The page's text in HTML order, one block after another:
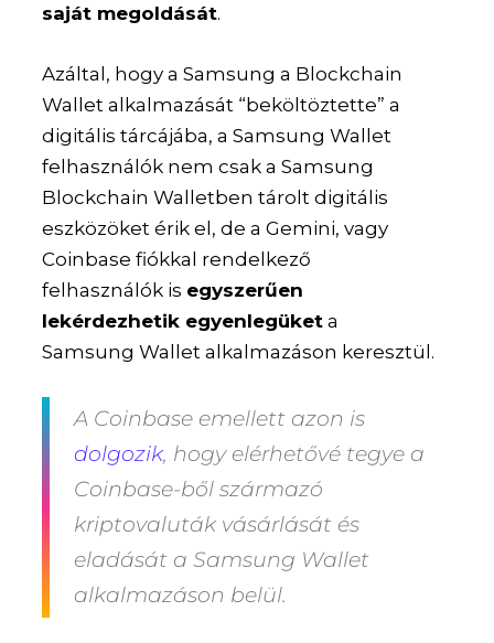
saját megoldását.
Azáltal, hogy a Samsung a Blockchain
Wallet alkalmazását “beköltöztette” a
digitális tárcájába, a Samsung Wallet
felhasználók nem csak a Samsung
Blockchain Walletben tárolt digitális
eszközöket érik el, de a Gemini, vagy
Coinbase fiókkal rendelkező
felhasználók is egyszerűen
lekérdezhetik egyenlegüket a
Samsung Wallet alkalmazáson keresztül.
A Coinbase emellett azon is
dolgozik, hogy elérhetővé tegye a
Coinbase-ből származó
kriptovaluták vásárlását és
eladását a Samsung Wallet
alkalmazáson belül.